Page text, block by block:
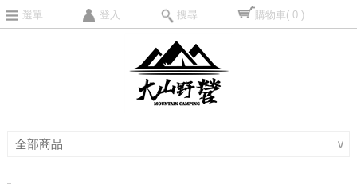
選單 登入 搜尋 購物車( 0 )
全部商品 ∨